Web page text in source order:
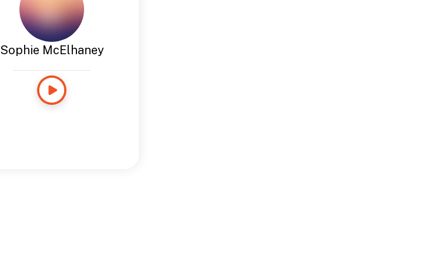
Sophie McElhaney